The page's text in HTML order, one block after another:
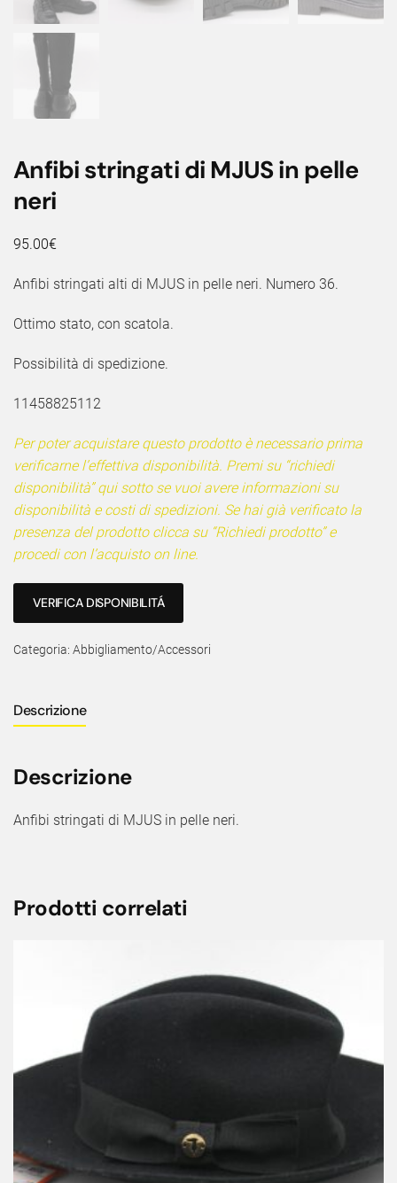
Anfibi stringati di MJUS in pelle
neri
95.00€
Anfibi stringati alti di MJUS in pelle neri. Numero 36.
Ottimo stato, con scatola.
Possibilità di spedizione.
11458825112
Per poter acquistare questo prodotto è necessario prima
verificarne l’effettiva disponibilità. Premi su “richiedi
disponibilità” qui sotto se vuoi avere informazioni su
disponibilità e costi di spedizioni. Se hai già verificato la
presenza del prodotto clicca su “Richiedi prodotto” e
procedi con l’acquisto on line.
VERIFICA DISPONIBILITÁ
Categoria: Abbigliamento/Accessori
Descrizione
Descrizione
Anfibi stringati di MJUS in pelle neri.
Prodotti correlati